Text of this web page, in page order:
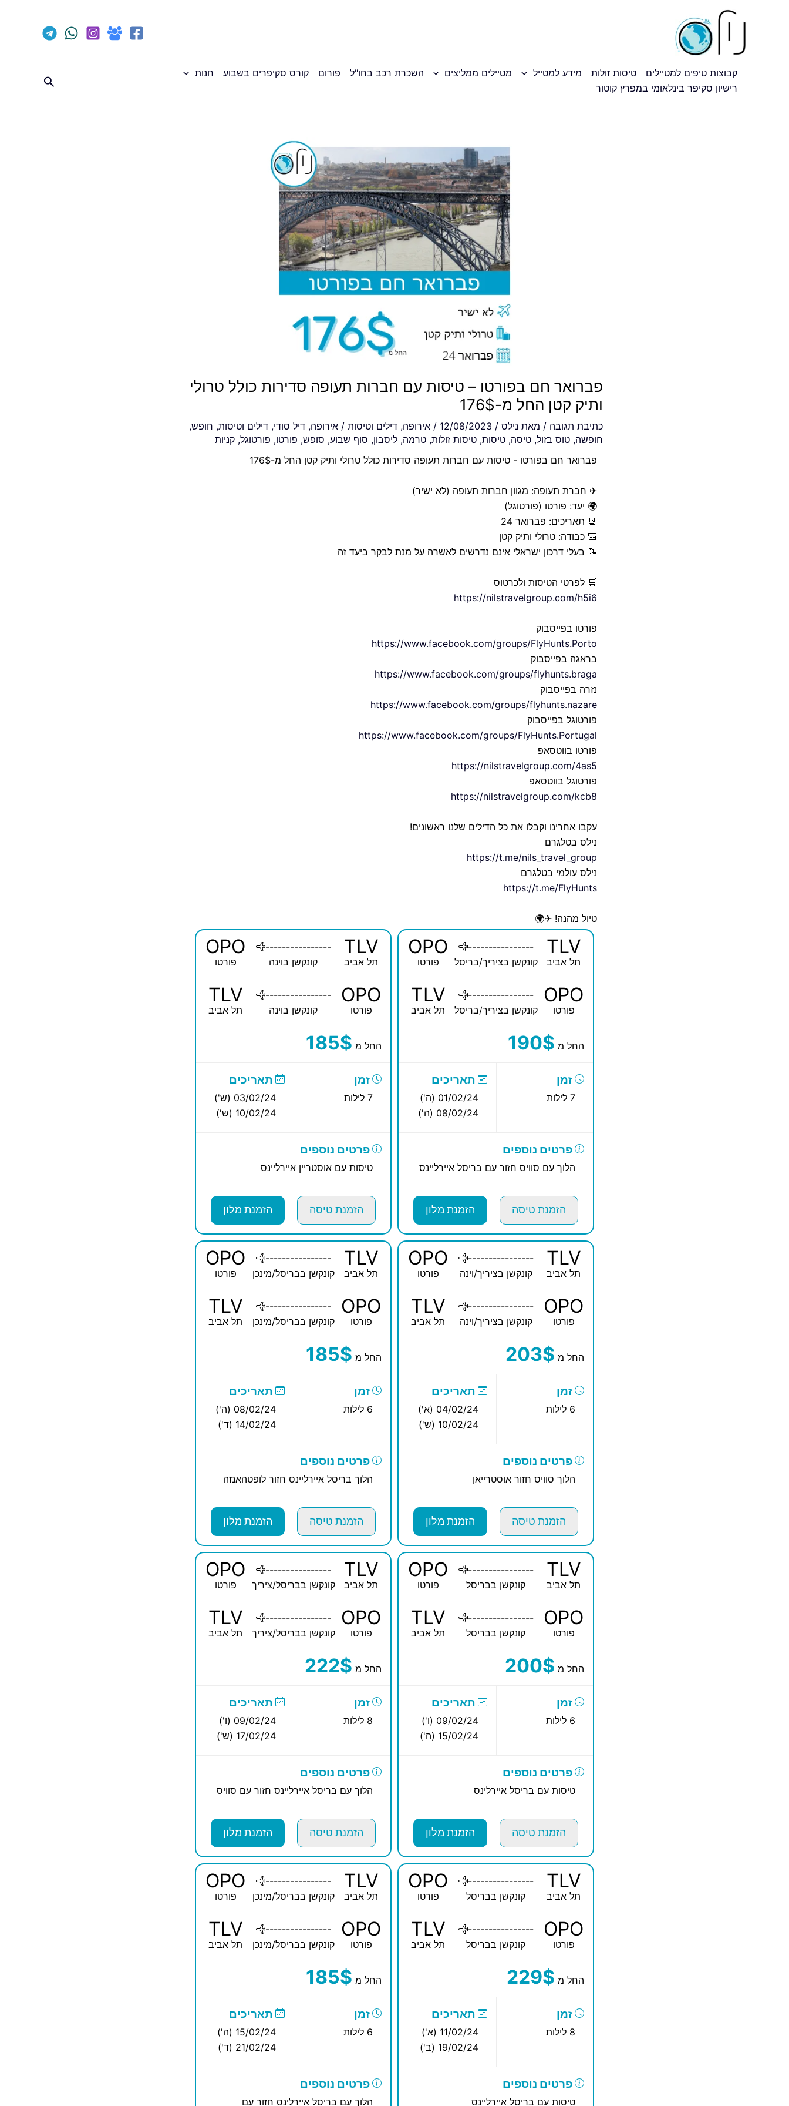
קבוצות טיפים למטיילים טיסות זולות מידע למטייל מטיילים ממליצים השכרת רכב בחו"ל פורום קורס סקיפרים בשבוע
חנות
רישיון סקיפר בינלאומי במפרץ קוטור
חיפוש
פברואר חם בפורטו – טיסות עם חברות תעופה סדירות כולל טרולי
ותיק קטן החל מ-176$
כתיבת תגובה / מאת נילס /
12/08/2023
/ אירופה, דילים וטיסות / אירופה, דיל סודי, דילים וטיסות, חופש,
חופשה, טוס בזול, טיסה, טיסות, טיסות זולות, טרמה, ליסבון, סוף שבוע, סופש, פורטו, פורטוגל, קניות
פברואר חם בפורטו - טיסות עם חברות תעופה סדירות כולל טרולי ותיק קטן החל מ-176$
✈ חברת תעופה: מגוון חברות תעופה (לא ישיר)
🌍 יעד: פורטו (פורטוגל)
📆 תאריכים: פברואר 24
🎒 כבודה: טרולי ותיק קטן
📝 בעלי דרכון ישראלי אינם נדרשים לאשרה על מנת לבקר ביעד זה
🛒 לפרטי הטיסות ולכרטוס
https://nilstravelgroup.com/h5i6
פורטו בפייסבוק
https://www.facebook.com/groups/FlyHunts.Porto
בראגה בפייסבוק
https://www.facebook.com/groups/flyhunts.braga
נזרה בפייסבוק
https://www.facebook.com/groups/flyhunts.nazare
פורטוגל בפייסבוק
https://www.facebook.com/groups/FlyHunts.Portugal
פורטו בווטסאפ
https://nilstravelgroup.com/4as5
פורטוגל בווטסאפ
https://nilstravelgroup.com/kcb8
עקבו אחרינו וקבלו את כל הדילים שלנו ראשונים!
נילס בטלגרם
https://t.me/nils_travel_group
נילס עולמי בטלגרם
https://t.me/FlyHunts
טיול מהנה! ✈🌍
TLV
תל אביב
----------------
קונקשן בציריך/בריסל
OPO
פורטו
OPO
פורטו
----------------
קונקשן בציריך/בריסל
TLV
תל אביב
החל מ 190$
זמן
7 לילות
תאריכים
01/02/24 (ה')
08/02/24 (ה')
פרטים נוספים
הלוך עם סוויס חזור עם בריסל איירליינס
הזמנת טיסה הזמנת מלון
TLV
תל אביב
----------------
קונקשן בוינה
OPO
פורטו
OPO
פורטו
----------------
קונקשן בוינה
TLV
תל אביב
החל מ 185$
זמן
7 לילות
תאריכים
03/02/24 (ש')
10/02/24 (ש')
פרטים נוספים
טיסות עם אוסטריין איירליינס
הזמנת טיסה הזמנת מלון
TLV
תל אביב
----------------
קונקשן בציריך/וינה
OPO
פורטו
OPO
פורטו
----------------
קונקשן בציריך/וינה
TLV
תל אביב
החל מ 203$
זמן
6 לילות
תאריכים
04/02/24 (א')
10/02/24 (ש')
פרטים נוספים
הלוך סוויס חזור אוסטרייאן
הזמנת טיסה הזמנת מלון
TLV
תל אביב
----------------
קונקשן בבריסל/מינכן
OPO
פורטו
OPO
פורטו
----------------
קונקשן בבריסל/מינכן
TLV
תל אביב
החל מ 185$
זמן
6 לילות
תאריכים
08/02/24 (ה')
14/02/24 (ד')
פרטים נוספים
הלוך בריסל איירליינס חזור לופטהאנזה
הזמנת טיסה הזמנת מלון
TLV
תל אביב
----------------
קונקשן בבריסל
OPO
פורטו
OPO
פורטו
----------------
קונקשן בבריסל
TLV
תל אביב
החל מ 200$
זמן
6 לילות
תאריכים
09/02/24 (ו')
15/02/24 (ה')
פרטים נוספים
טיסות עם בריסל איירלינס
הזמנת טיסה הזמנת מלון
TLV
תל אביב
----------------
קונקשן בבריסל/ציריך
OPO
פורטו
OPO
פורטו
----------------
קונקשן בבריסל/ציריך
TLV
תל אביב
החל מ 222$
זמן
8 לילות
תאריכים
09/02/24 (ו')
17/02/24 (ש')
פרטים נוספים
הלוך עם בריסל איירליינס חזור עם סוויס
הזמנת טיסה הזמנת מלון
TLV
תל אביב
----------------
קונקשן בבריסל
OPO
פורטו
OPO
פורטו
----------------
קונקשן בבריסל
TLV
תל אביב
החל מ 229$
זמן
8 לילות
תאריכים
11/02/24 (א')
19/02/24 (ב')
פרטים נוספים
טיסות עם בריסל איירליינס
TLV
תל אביב
----------------
קונקשן בבריסל/מינכן
OPO
פורטו
OPO
פורטו
----------------
קונקשן בבריסל/מינכן
TLV
תל אביב
החל מ 185$
זמן
6 לילות
תאריכים
15/02/24 (ה')
21/02/24 (ד')
פרטים נוספים
הלוך עם בריסל איירלינס חזור עם